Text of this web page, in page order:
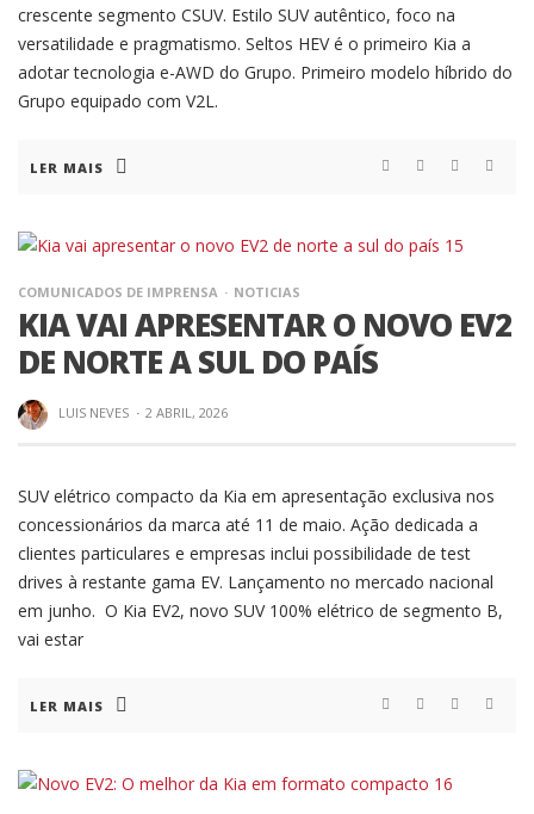
crescente segmento CSUV. Estilo SUV autêntico, foco na
versatilidade e pragmatismo. Seltos HEV é o primeiro Kia a
adotar tecnologia e-AWD do Grupo. Primeiro modelo híbrido do
Grupo equipado com V2L.
LER MAIS
COMUNICADOS DE IMPRENSA NOTICIAS
KIA VAI APRESENTAR O NOVO EV2
DE NORTE A SUL DO PAÍS
LUIS NEVES · 2 ABRIL, 2026
SUV elétrico compacto da Kia em apresentação exclusiva nos
concessionários da marca até 11 de maio. Ação dedicada a
clientes particulares e empresas inclui possibilidade de test
drives à restante gama EV. Lançamento no mercado nacional
em junho. O Kia EV2, novo SUV 100% elétrico de segmento B,
vai estar
LER MAIS